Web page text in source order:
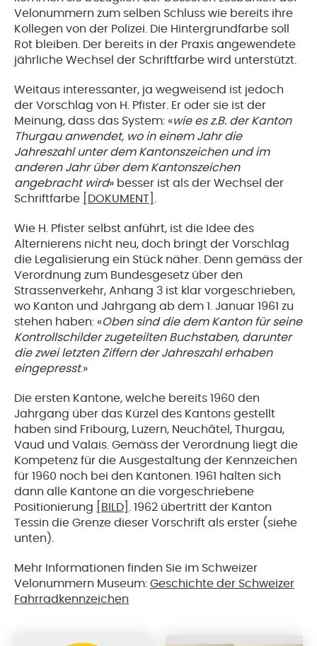
Velonummern zum selben Schluss wie bereits ihre
Kollegen von der Polizei. Die Hintergrundfarbe soll
Rot bleiben. Der bereits in der Praxis angewendete
jährliche Wechsel der Schriftfarbe wird unterstützt.
Weitaus interessanter, ja wegweisend ist jedoch
der Vorschlag von H. Pfister. Er oder sie ist der
Meinung, dass das System: «wie es z.B. der Kanton
Thurgau anwendet, wo in einem Jahr die
Jahreszahl unter dem Kantonszeichen und im
anderen Jahr über dem Kantonszeichen
angebracht wird» besser ist als der Wechsel der
Schriftfarbe
[DOKUMENT]
Wie H. Pfister selbst anführt, ist die Idee des
Alternierens nicht neu, doch bringt der Vorschlag
die Legalisierung ein Stück näher. Denn gemäss der
Verordnung zum Bundesgesetz über den
Strassenverkehr, Anhang 3 ist klar vorgeschrieben,
wo Kanton und Jahrgang ab dem 1. Januar 1961 zu
stehen haben: «Oben sind die dem Kanton für seine
Kontrollschilder zugeteilten Buchstaben, darunter
die zwei letzten Ziffern der Jahreszahl erhaben
eingepresst.»
Die ersten Kantone, welche bereits 1960 den
Jahrgang über das Kürzel des Kantons gestellt
haben sind Fribourg, Luzern, Neuchâtel, Thurgau,
Vaud und Valais. Gemäss der Verordnung liegt die
Kompetenz für die Ausgestaltung der Kennzeichen
für 1960 noch bei den Kantonen. 1961 halten sich
dann alle Kantone an die vorgeschriebene
Positionierung
[BILD]
. 1962 übertritt der Kanton
Tessin die Grenze dieser Vorschrift als erster (siehe
unten).
Mehr Informationen finden Sie im Schweizer
Velonummern Museum: Geschichte der Schweizer
Fahrradkennzeichen